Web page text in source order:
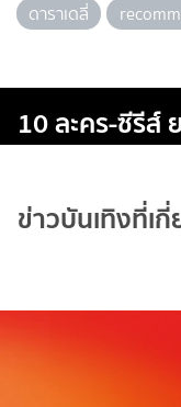
ดาราเดลี่
10 ละคร-ซีรีส์
ข่าวบันเทิงที่เ